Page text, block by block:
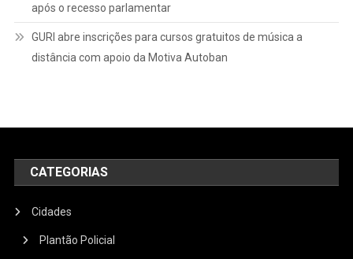
após o recesso parlamentar
GURI abre inscrições para cursos gratuitos de música a
distância com apoio da Motiva Autoban
CATEGORIAS
Cidades
Plantão Policial